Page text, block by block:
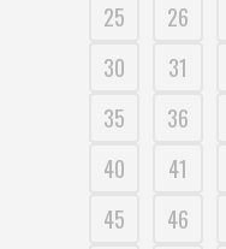
25
26
30
31
35
36
40
41
45
46